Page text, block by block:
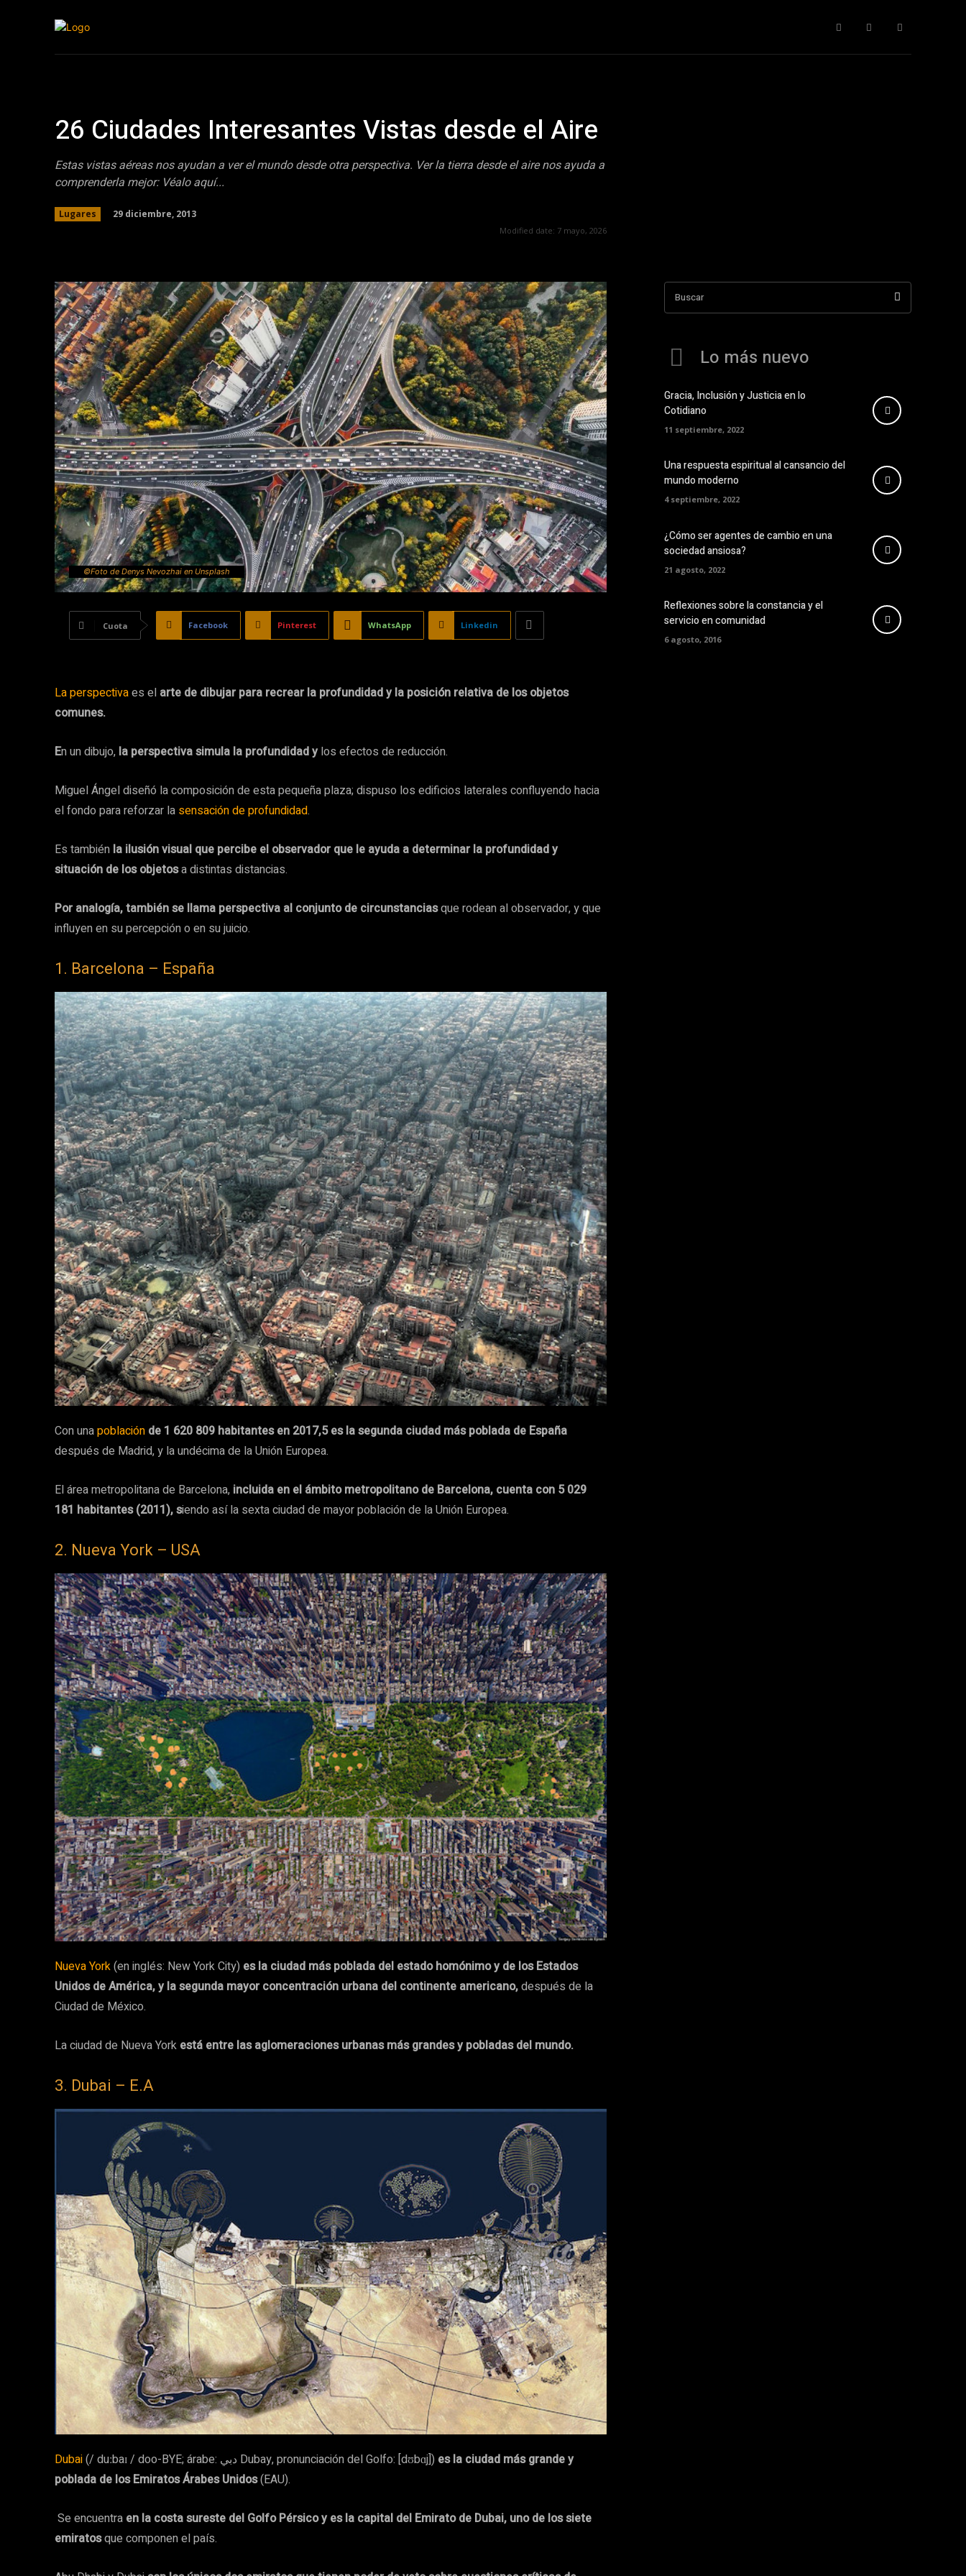
26 Ciudades Interesantes Vistas desde el Aire
Estas vistas aéreas nos ayudan a ver el mundo desde otra perspectiva. Ver la tierra desde el aire nos ayuda a
comprenderla mejor: Véalo aquí...
Lugares 29 diciembre, 2013
Modified date: 7 mayo, 2026
©Foto de Denys Nevozhai en Unsplash
Cuota Facebook Pinterest WhatsApp Linkedin
La perspectivaes el arte de dibujar para recrear la profundidad y la posición relativa de los objetos
comunes.
En un dibujo, la perspectiva simula la profundidad ylos efectos de reducción.
Miguel Ángel diseñó la composición de esta pequeña plaza; dispuso los edificios laterales confluyendo hacia
el fondo para reforzar la sensación de profundidad.
Es también la ilusión visual que percibe el observador que le ayuda a determinar la profundidad y
situación de los objetosa distintas distancias.
Por analogía, también se llama perspectiva al conjunto de circunstanciasque rodean al observador, y que
influyen en su percepción o en su juicio.
1. Barcelona – España
Con unapoblación de 1 620 809 habitantes en 2017,5​ es la segunda ciudad más poblada de España
después de Madrid, y la undécima de la Unión Europea.
El área metropolitana de Barcelona, incluida en el ámbito metropolitano de Barcelona, cuenta con 5 029
181 habitantes (2011), siendo así la sexta ciudad de mayor población de la Unión Europea.
2. Nueva York – USA
Nueva York​(en inglés: New York City) es la ciudad más poblada del estado homónimo y de los Estados
Unidos de América, y la segunda mayor concentración urbana del continente americano,después de la
Ciudad de México.
La ciudad de Nueva York está entre las aglomeraciones urbanas más grandes y pobladas del mundo.
3. Dubai – E.A
Dubai (/ duːbaɪ / doo-BYE; árabe: دبي Dubay, pronunciación del Golfo: [dʊbɑj]) es la ciudad más grande y
poblada de los Emiratos Árabes Unidos(EAU).
Se encuentra en la costa sureste del Golfo Pérsico y es la capital del Emirato de Dubai, uno de los siete
emiratosque componen el país.
Buscar
Lo más nuevo
Gracia, Inclusión y Justicia en lo
Cotidiano
11 septiembre, 2022
Una respuesta espiritual al cansancio del
mundo moderno
4 septiembre, 2022
¿Cómo ser agentes de cambio en una
sociedad ansiosa?
21 agosto, 2022
Reflexiones sobre la constancia y el
servicio en comunidad
6 agosto, 2016